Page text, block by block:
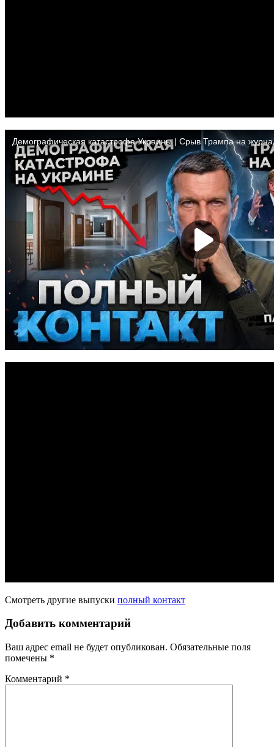
Смотреть другие выпуски полный контакт
Добавить комментарий
Ваш адрес email не будет опубликован. Обязательные поля
помечены *
Комментарий *